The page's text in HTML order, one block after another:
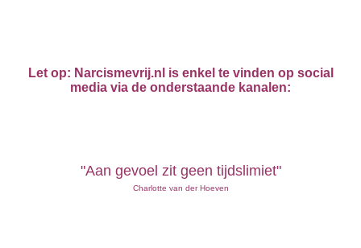
Let op: Narcismevrij.nl is enkel te vinden op social
media via de onderstaande kanalen:
"Aan gevoel zit geen tijdslimiet"
Charlotte van der Hoeven